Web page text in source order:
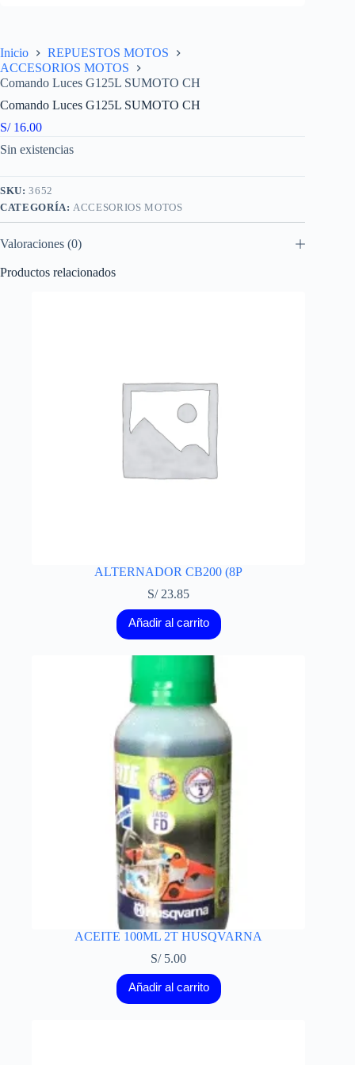
Inicio
REPUESTOS MOTOS
ACCESORIOS MOTOS
Comando Luces G125L SUMOTO CH
Comando Luces G125L SUMOTO CH
S/16.00
Sin existencias
SKU:3652
CATEGORÍA:ACCESORIOS MOTOS
Valoraciones (0)
Productos relacionados
ALTERNADOR CB200 (8P
S/23.85
Añadir al carrito
ACEITE 100ML 2T HUSQVARNA
S/5.00
Añadir al carrito